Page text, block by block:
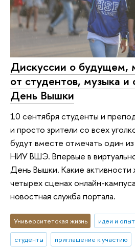
Дискуссии о будущем,
от студентов, музыка
День Вышки
10 сентября студенты и
и просто зрители со всех
будут вместе отмечать один из
НИУ ВШЭ. Впервые в
День Вышки. Какие активности
четырех сценах онлайн-
новостная служба портала.
Университетская жизнь идеи и опыт
студенты
приглашение к участию